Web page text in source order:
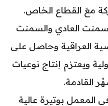
معَ القطاع الخاص.
العادي والسمنت
العراقية وحاصل على
ويعتزم إنتاج نوعيات
القادمة.
المعمل بِوتيرة عالية